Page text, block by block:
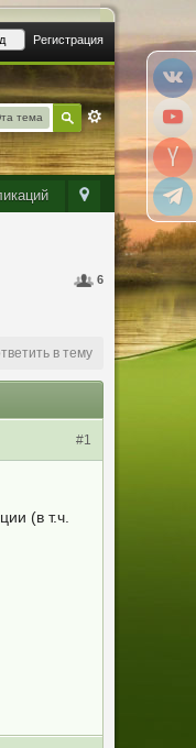
Регистрация
тема
6
в тему
#1
(в т.ч.